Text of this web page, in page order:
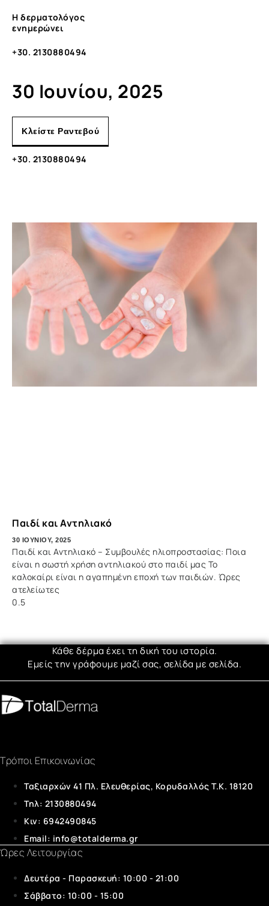
Η δερματολόγος
ενημερώνει
+30. 2130880494
30 Ιουνίου, 2025
Κλείστε Ραντεβού
+30. 2130880494
Παιδί και Αντηλιακό
30 ΙΟΥΝΊΟΥ, 2025
Παιδί και Αντηλιακό – Συμβουλές ηλιοπροστασίας: Ποια
είναι η σωστή χρήση αντηλιακού στο παιδί μας Το
καλοκαίρι είναι η αγαπημένη εποχή των παιδιών. Ώρες
ατελείωτες
Κάθε δέρμα έχει τη δική του ιστορία.
Εμείς την γράφουμε μαζί σας, σελίδα με σελίδα.
Τρόποι Επικοινωνίας
Ταξιαρχών 41 Πλ. Ελευθερίας, Κορυδαλλός T.K. 18120
Τηλ: 2130880494
Κιν: 6942490845
Email: info@totalderma.gr
Ώρες Λειτουργίας
Δευτέρα - Παρασκευή: 10:00 - 21:00
Σάββατο: 10:00 - 15:00